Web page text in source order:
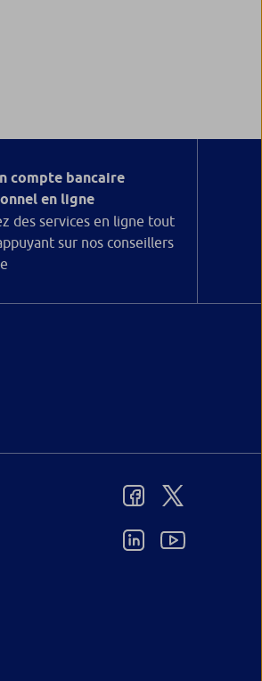
compte bancaire
en ligne
des services en ligne tout
sur nos conseillers